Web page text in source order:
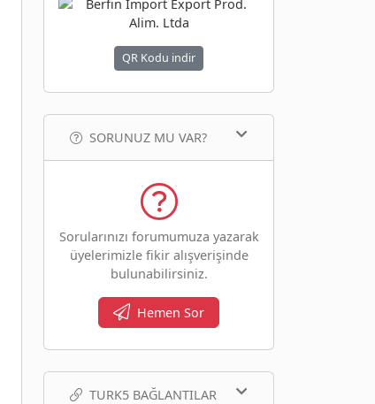
QR Kodu indir
SORUNUZ MU VAR?
Sorularınızı forumumuza yazarak
üyelerimizle fikir alışverişinde
bulunabilirsiniz.
Hemen Sor
TURK5 BAĞLANTILAR